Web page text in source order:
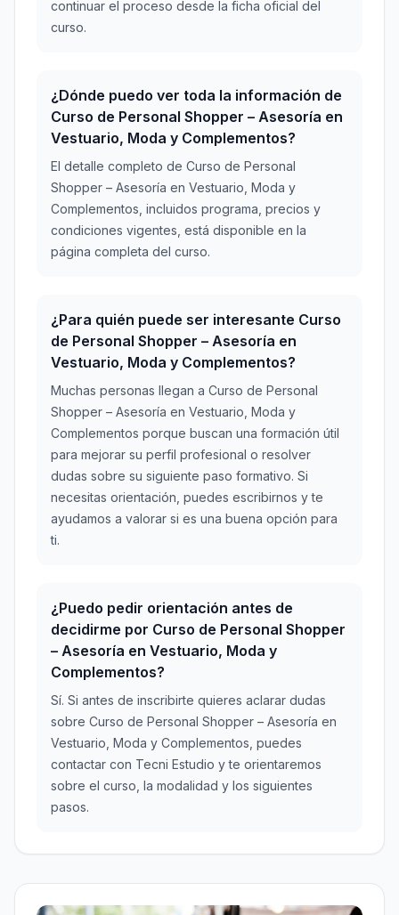
continuar el proceso desde la ficha oficial del
curso.
¿Dónde puedo ver toda la información de
Curso de Personal Shopper – Asesoría en
Vestuario, Moda y Complementos?
El detalle completo de Curso de Personal
Shopper – Asesoría en Vestuario, Moda y
Complementos, incluidos programa, precios y
condiciones vigentes, está disponible en la
página completa del curso.
¿Para quién puede ser interesante Curso
de Personal Shopper – Asesoría en
Vestuario, Moda y Complementos?
Muchas personas llegan a Curso de Personal
Shopper – Asesoría en Vestuario, Moda y
Complementos porque buscan una formación útil
para mejorar su perfil profesional o resolver
dudas sobre su siguiente paso formativo. Si
necesitas orientación, puedes escribirnos y te
ayudamos a valorar si es una buena opción para
ti.
¿Puedo pedir orientación antes de
decidirme por Curso de Personal Shopper
– Asesoría en Vestuario, Moda y
Complementos?
Sí. Si antes de inscribirte quieres aclarar dudas
sobre Curso de Personal Shopper – Asesoría en
Vestuario, Moda y Complementos, puedes
contactar con Tecni Estudio y te orientaremos
sobre el curso, la modalidad y los siguientes
pasos.